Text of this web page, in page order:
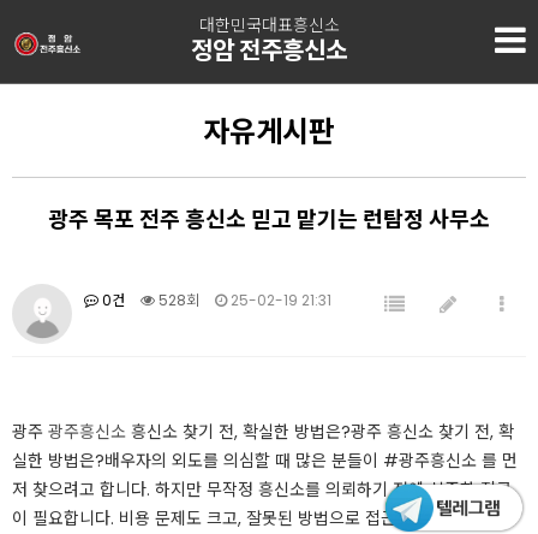
대한민국대표흥신소
정암 전주흥신소
자유게시판
광주 목포 전주 흥신소 믿고 맡기는 런탐정 사무소
0건 528회 25-02-19 21:31
광주 광주흥신소 흥신소 찾기 전, 확실한 방법은?광주 흥신소 찾기 전, 확
실한 방법은?​배우자의 외도를 의심할 때 많은 분들이 #광주흥신소 를 먼
저 찾으려고 합니다. 하지만 무작정 흥신소를 의뢰하기 전에 신중한 접근
이 필요합니다. 비용 문제도 크고, 잘못된 방법으로 접근하면 법적 문제가